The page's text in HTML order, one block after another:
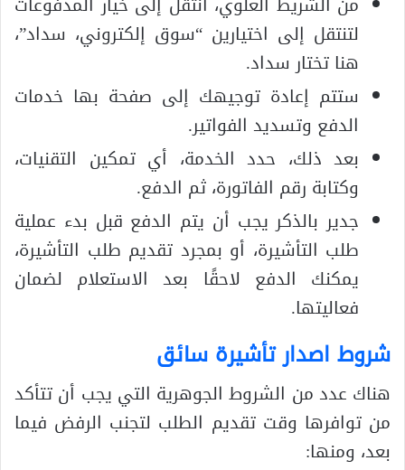
لتنتقل إلى اختيارين “سوق إلكتروني، سداد”،
هنا تختار سداد.
ستتم إعادة توجيهك إلى صفحة بها خدمات
الدفع وتسديد الفواتير.
بعد ذلك، حدد الخدمة، أي تمكين التقنيات،
وكتابة رقم الفاتورة، ثم الدفع.
جدير بالذكر يجب أن يتم الدفع قبل بدء عملية
طلب التأشيرة، أو بمجرد تقديم طلب التأشيرة،
يمكنك الدفع لاحقًا بعد الاستعلام لضمان
فعاليتها.
شروط اصدار تأشيرة سائق
هناك عدد من الشروط الجوهرية التي يجب أن تتأكد
من توافرها وقت تقديم الطلب لتجنب الرفض فيما
بعد، ومنها: